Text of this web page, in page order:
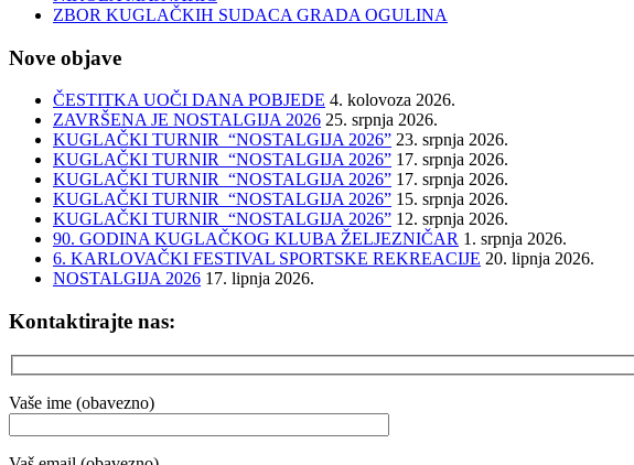
ZBOR KUGLAČKIH SUDACA GRADA OGULINA
Nove objave
ČESTITKA UOČI DANA POBJEDE 4. kolovoza 2026.
ZAVRŠENA JE NOSTALGIJA 2026 25. srpnja 2026.
KUGLAČKI TURNIR “NOSTALGIJA 2026” 23. srpnja 2026.
KUGLAČKI TURNIR “NOSTALGIJA 2026” 17. srpnja 2026.
KUGLAČKI TURNIR “NOSTALGIJA 2026” 17. srpnja 2026.
KUGLAČKI TURNIR “NOSTALGIJA 2026” 15. srpnja 2026.
KUGLAČKI TURNIR “NOSTALGIJA 2026” 12. srpnja 2026.
90. GODINA KUGLAČKOG KLUBA ŽELJEZNIČAR 1. srpnja 2026.
6. KARLOVAČKI FESTIVAL SPORTSKE REKREACIJE 20. lipnja 2026.
NOSTALGIJA 2026 17. lipnja 2026.
Kontaktirajte nas:
Vaše ime (obavezno)